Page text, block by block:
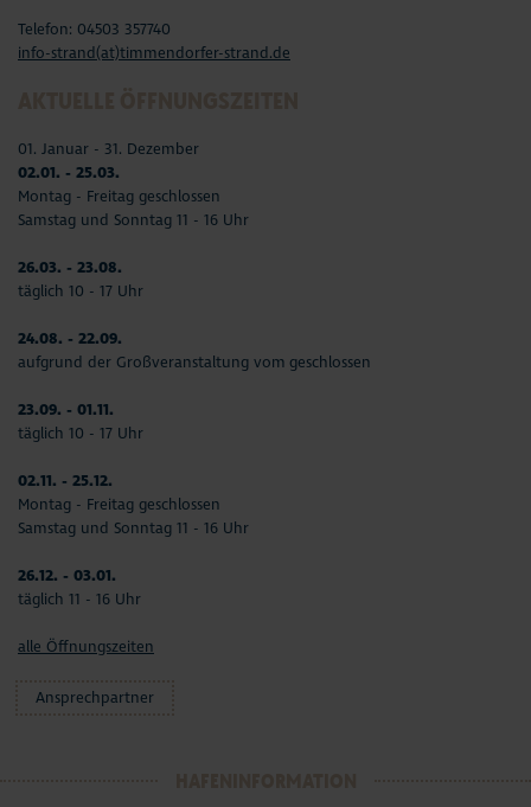
Telefon: 04503 357740
info-strand(at)timmendorfer-strand.de
01. Januar - 31. Dezember
02.01. - 25.03.
Montag - Freitag geschlossen
Samstag und Sonntag 11 - 16 Uhr
26.03. - 23.08.
täglich 10 - 17 Uhr
24.08. - 22.09.
aufgrund der Großveranstaltung vom geschlossen
23.09. - 01.11.
täglich 10 - 17 Uhr
02.11. - 25.12.
Montag - Freitag geschlossen
Samstag und Sonntag 11 - 16 Uhr
26.12. - 03.01.
täglich 11 - 16 Uhr
alle Öffnungszeiten
Ansprechpartner